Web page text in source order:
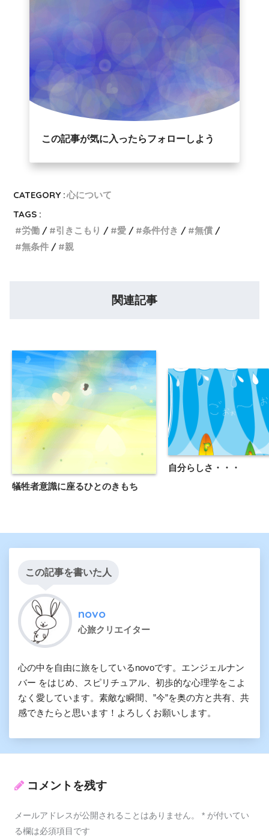
この記事が気に入ったらフォローしよう
CATEGORY :心について
TAGS :
労働
引きこもり 愛 条件付き
無償
無条件
親
関連記事
犠牲者意識に座るひとのきもち
自分らしさ・・・
この記事を書いた人
novo
心旅クリエイター
心の中を自由に旅をしているnovoです。エンジェルナン
バー をはじめ、スピリチュアル、初歩的な心理学をこよ
なく愛しています。素敵な瞬間、”今”を奥の方と共有、共
感できたらと思います！よろしくお願いします。
コメントを残す
メールアドレスが公開されることはありません。 * が付いてい
る欄は必須項目です